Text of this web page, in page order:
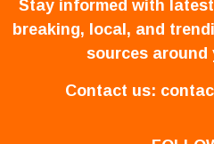
breaking, local, and
sources
Contact us: